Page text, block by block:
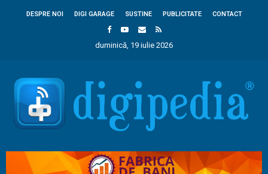
DESPRE NOI DIGI GARAGE SUSTINE PUBLICITATE CONTACT
duminică, 19 iulie 2026